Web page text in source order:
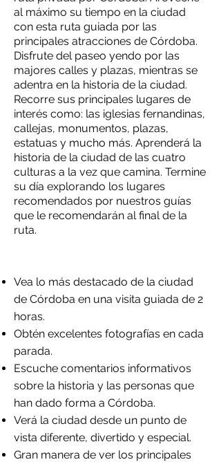
al máximo su tiempo en la ciudad
con esta ruta guiada por las
principales atracciones de Córdoba.
Disfrute del paseo yendo por las
majores calles y plazas, mientras se
adentra en la historia de la ciudad.
Recorre sus principales lugares de
interés como: las iglesias fernandinas,
callejas, monumentos, plazas,
estatuas y mucho más. Aprenderá la
historia de la ciudad de las cuatro
culturas a la vez que camina. Termine
su día explorando los lugares
recomendados por nuestros guías
que le recomendarán al final de la
ruta.
Vea lo más destacado de la ciudad
de Córdoba en una visita guiada de 2
horas.
Obtén excelentes fotografías en cada
parada.
Escuche comentarios informativos
sobre la historia y las personas que
han dado forma a Córdoba.
Verá la ciudad desde un punto de
vista diferente, divertido y especial.
Gran manera de ver los principales